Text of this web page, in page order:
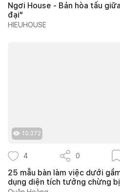
Ngơi House - Bản hòa tấu
đại"
HIEUHOUSE
10.372
4 0
25 mẫu bàn làm việc dưới
dụng diện tích tưởng chừng